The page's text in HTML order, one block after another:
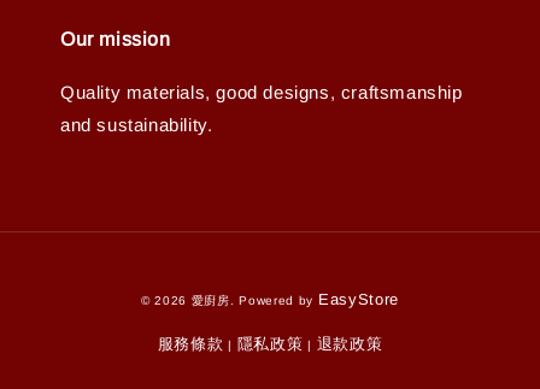
Our mission
Quality materials, good designs, craftsmanship
and sustainability.
© 2026 愛廚房. Powered by EasyStore
服務條款 | 隱私政策 | 退款政策